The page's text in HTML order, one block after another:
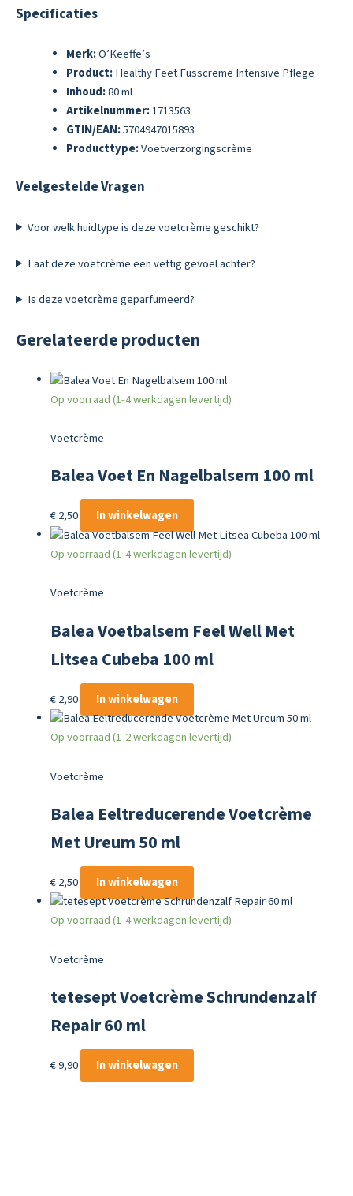
Specificaties
Merk:O’Keeffe’s
Product:Healthy Feet Fusscreme Intensive Pflege
Inhoud:80 ml
Artikelnummer:1713563
GTIN/EAN:5704947015893
Producttype:Voetverzorgingscrème
Veelgestelde Vragen
Voor welk huidtype is deze voetcrème geschikt?
Laat deze voetcrème een vettig gevoel achter?
Is deze voetcrème geparfumeerd?
Gerelateerde producten
Op voorraad (1-4 werkdagen levertijd)
Voetcrème
Balea Voet En Nagelbalsem 100 ml
€2,50 In winkelwagen
Op voorraad (1-4 werkdagen levertijd)
Voetcrème
Balea Voetbalsem Feel Well Met
Litsea Cubeba 100 ml
€2,90 In winkelwagen
Op voorraad (1-2 werkdagen levertijd)
Voetcrème
Balea Eeltreducerende Voetcrème
Met Ureum 50 ml
€2,50 In winkelwagen
Op voorraad (1-4 werkdagen levertijd)
Voetcrème
tetesept Voetcrème Schrundenzalf
Repair 60 ml
€9,90 In winkelwagen